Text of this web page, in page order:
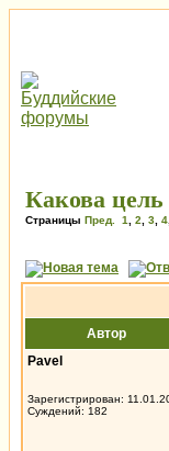
Какова цель
Страницы Пред. 1 2 3 4
Автор
Pavel
Зарегистрирован:
Суждений: 182